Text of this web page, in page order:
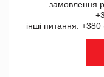
замовлення
інші питання: